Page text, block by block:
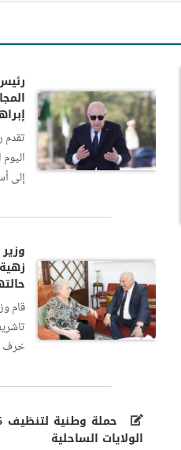
تقدم
إلى
قام
خرف
الولايات الساحلية